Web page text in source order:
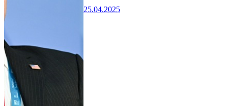
25.04.2025